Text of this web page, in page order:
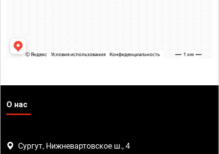
О нас
Сургут, Нижневартовское ш., 4